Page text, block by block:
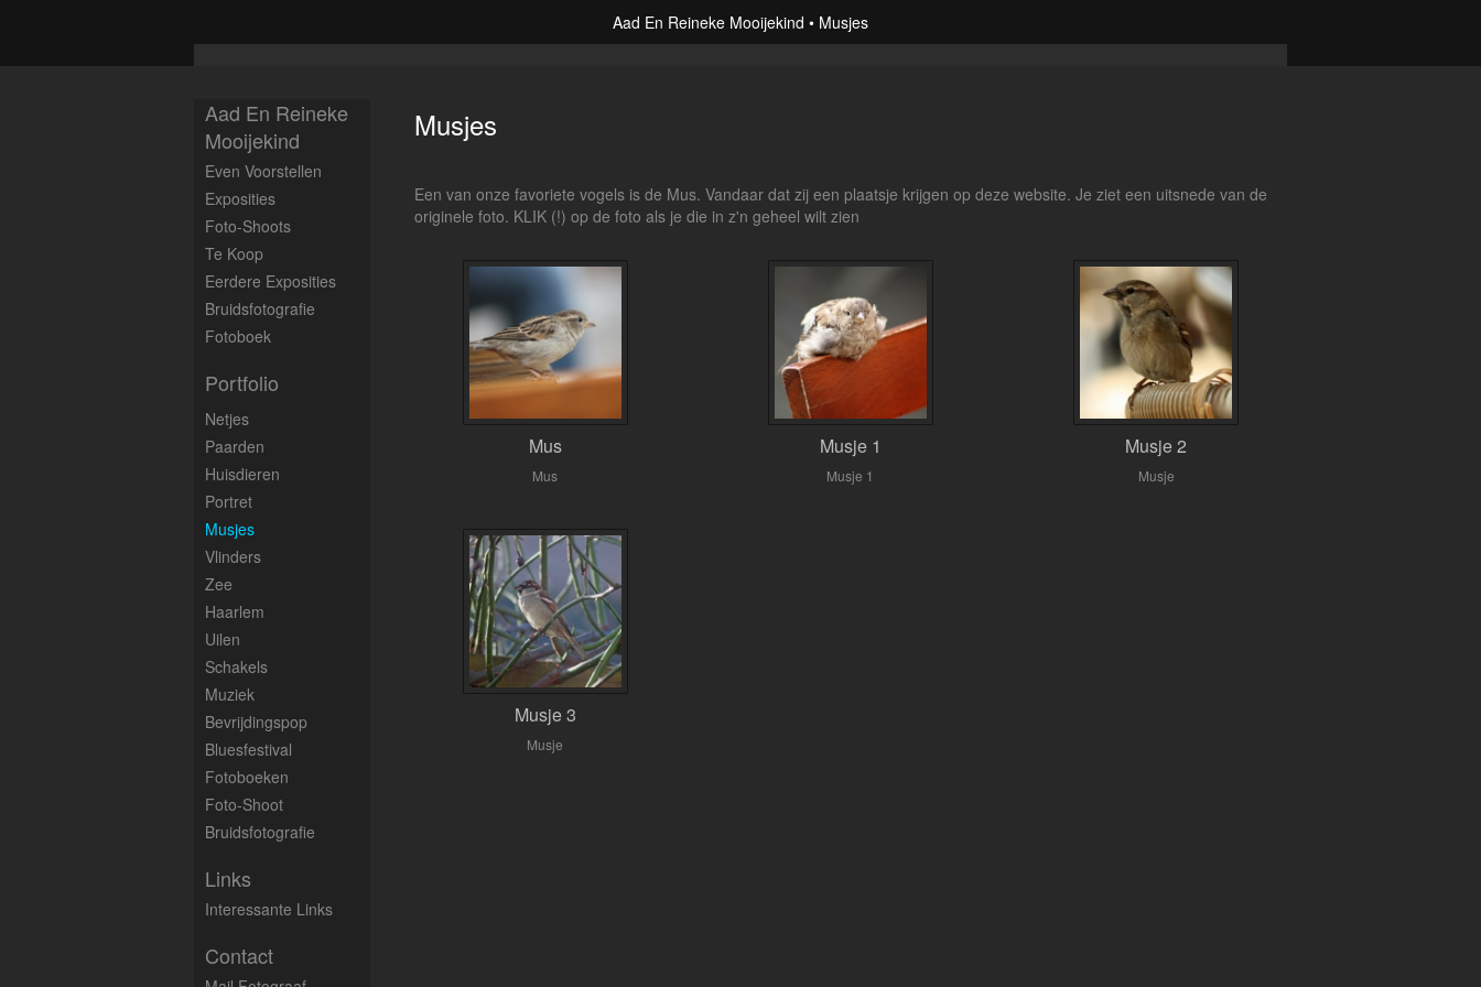
Aad En Reineke Mooijekind Musjes
Musjes
Een van onze favoriete vogels is de Mus. Vandaar dat zij een plaatsje krijgen op deze website. Je ziet een uitsnede van de
originele foto. KLIK (!) op de foto als je die in z'n geheel wilt zien
Mus
Mus
Musje 1
Musje 1
Musje 2
Musje
Musje 3
Musje
Aad En Reineke
Mooijekind
Even Voorstellen
Exposities
Foto-Shoots
Te Koop
Eerdere Exposities
Bruidsfotografie
Fotoboek
Portfolio
Netjes
Paarden
Huisdieren
Portret
Musjes
Vlinders
Zee
Haarlem
Uilen
Schakels
Muziek
Bevrijdingspop
Bluesfestival
Fotoboeken
Foto-Shoot
Bruidsfotografie
Links
Interessante Links
Contact